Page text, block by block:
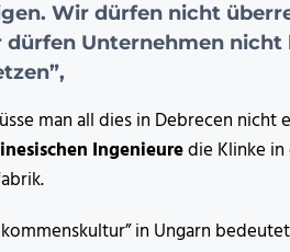
Wir dürfen nicht
dürfen Unternehmen
man all dies in Debrecen nicht
Ingenieuredie Klinke
in Ungarn